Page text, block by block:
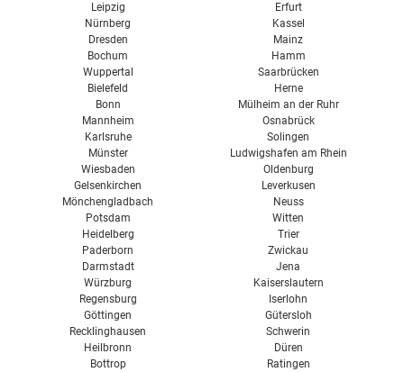
Leipzig
Nürnberg
Dresden
Bochum
Wuppertal
Bielefeld
Bonn
Mannheim
Karlsruhe
Münster
Wiesbaden
Gelsenkirchen
Mönchengladbach
Erfurt
Kassel
Mainz
Hamm
Saarbrücken
Herne
Mülheim an der Ruhr
Osnabrück
Solingen
Ludwigshafen am Rhein
Oldenburg
Leverkusen
Neuss
Potsdam
Heidelberg
Paderborn
Darmstadt
Würzburg
Regensburg
Göttingen
Recklinghausen
Heilbronn
Bottrop
Witten
Trier
Zwickau
Jena
Kaiserslautern
Iserlohn
Gütersloh
Schwerin
Düren
Ratingen